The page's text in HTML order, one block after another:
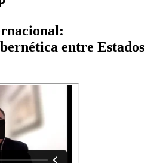
entre Estados